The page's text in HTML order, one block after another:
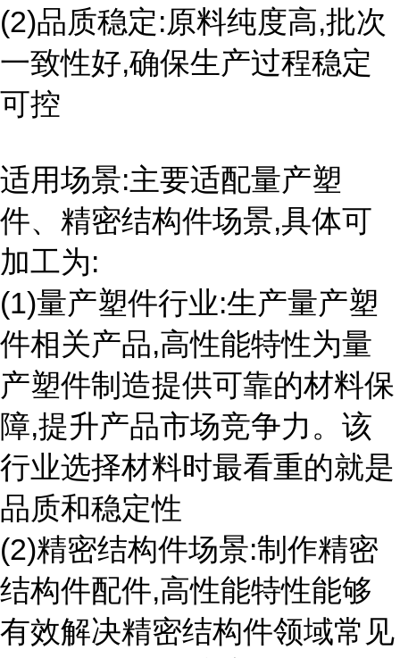
(2)品质稳定:原料纯度高,批次
一致性好,确保生产过程稳定
可控
适用场景:主要适配量产塑
件、精密结构件场景,具体可
加工为:
(1)量产塑件行业:生产量产塑
件相关产品,高性能特性为量
产塑件制造提供可靠的材料保
障,提升产品市场竞争力。该
行业选择材料时最看重的就是
品质和稳定性
(2)精密结构件场景:制作精密
结构件配件,高性能特性能够
有效解决精密结构件领域常见